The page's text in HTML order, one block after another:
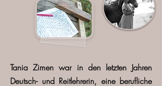
Tania Zimenwar in den letzten Jahren
Deutsch- und Reitlehrerin, eine berufliche